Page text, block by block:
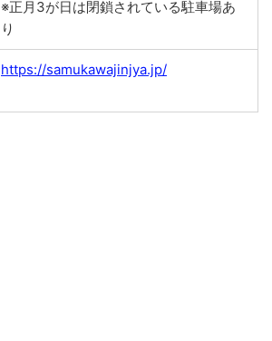
※正月3が日は閉鎖されている駐車場あ
り
https://samukawajinjya.jp/